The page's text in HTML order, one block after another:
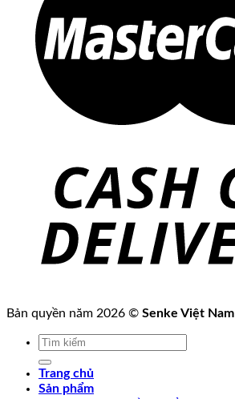
Bản quyền năm 2026 © Senke Việt Nam
Tìm
Trang chủ
Sản phẩm